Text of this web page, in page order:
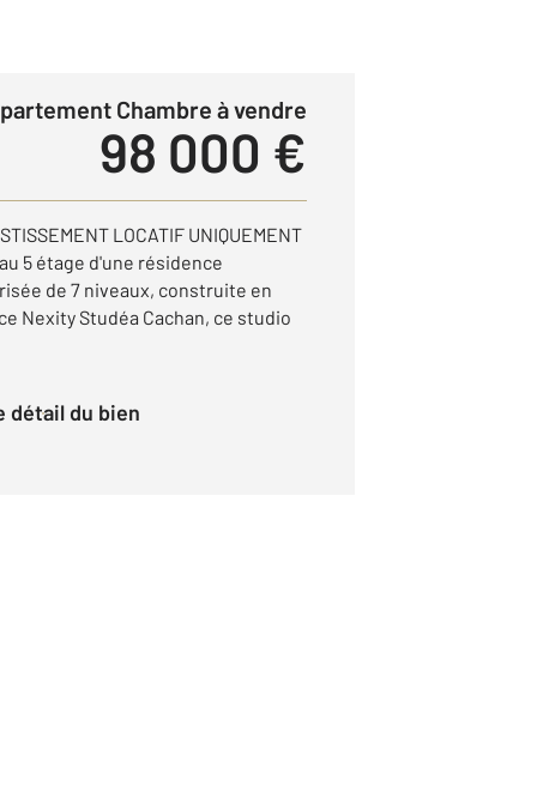
Chambre à vendre
98 000 €
LOCATIF UNIQUEMENT
5 étage d'une résidence
de 7 niveaux, construite en
Nexity Studéa Cachan, ce studio
détail du bien